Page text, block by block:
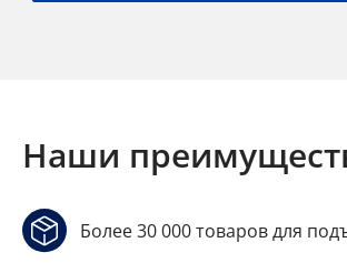
Наши
Более 30 000 товаров для